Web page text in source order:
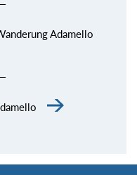
Adamello